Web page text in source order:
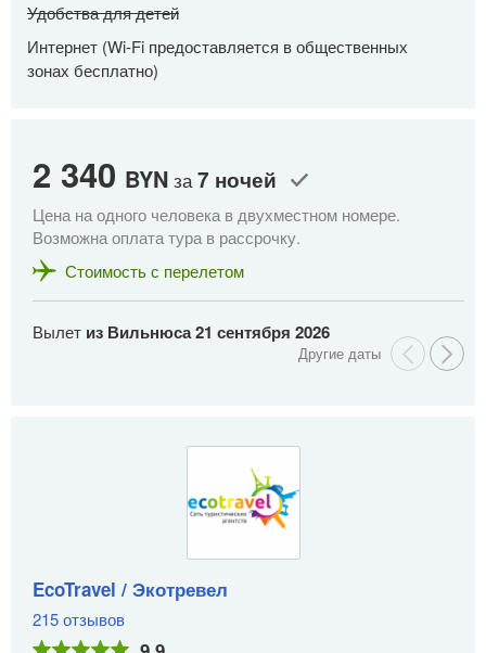
Удобства для детей
Интернет (Wi-Fi предоставляется в общественных
зонах бесплатно)
2 340 BYN за7 ночей
Цена на одного человека в двухместном номере.
Возможна оплата тура в рассрочку.
Стоимость с перелетом
Вылет из Вильнюса21 сентября 2026
EcoTravel / Экотревел
215 отзывов